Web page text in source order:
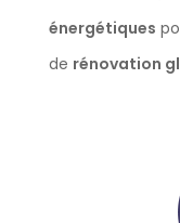
énergétiques
de rénovation